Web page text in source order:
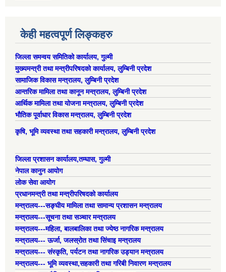
केही महत्वपूर्ण लिङ्कहरु
जिल्ला समन्वय समितिको कार्यालय, गुल्मी
मुख्यमन्त्री तथा मन्त्रीपरिषदको कार्यालय, लुम्बिनी प्रदेश
सामाजिक विकास मन्त्रालय, लुम्बिनी प्रदेश
आन्तरिक मामिला तथा कानून मन्त्रालय, लुम्बिनी प्रदेश
आर्थिक मामिला तथा योजना मन्त्रालय, लुम्बिनी प्रदेश
भौतिक पूर्वाधार विकास मन्त्रालय, लुम्बिनी प्रदेश
कृषि, भूमि व्यवस्था तथा सहकारी मन्त्रालय, लुम्बिनी प्रदेश
जिल्ला प्रशासन कार्यालय,तम्घास, गुल्मी
नेपाल कानुन आयोग
लोक सेवा आयोग
प्रधानमन्त्री तथा मन्त्रीपरिषदको कार्यालय
मन्त्रालय---सङ्घीय मामिला तथा सामान्य प्रशासन मन्त्रालय
मन्त्रालय---सूचना तथा सञ्चार मन्त्रालय
मन्त्रालय---महिला, बालबालिका तथा ज्येष्ठ नागरिक मन्त्रालय
मन्त्रालय--- ऊर्जा, जलस्रोत तथा सिंचाइ मन्त्रालय
मन्त्रालय--- संस्कृति, पर्यटन तथा नागरिक उड्यान मन्त्रालय
मन्त्रालय--- भूमि व्यवस्था,सहकारी तथा गरिबी निवारण मन्त्रालय